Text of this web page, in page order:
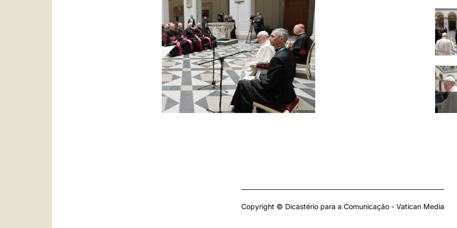
Copyright © Dicastério para a Comunicação - Vatican Media